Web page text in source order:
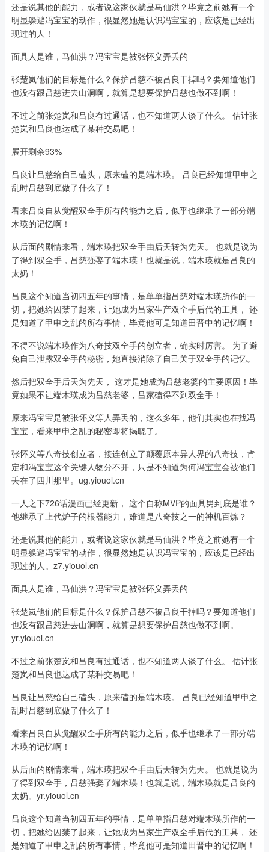
还是说其他的能力，或者说这家伙就是马仙洪？毕竟之前她有一个
明显躲避冯宝宝的动作，很显然她是认识冯宝宝的，应该是已经出
现过的人！
面具人是谁，马仙洪？冯宝宝是被张怀义弄丢的
张楚岚他们的目标是什么？保护吕慈不被吕良干掉吗？要知道他们
也没有跟吕慈进去山洞啊，就算是想要保护吕慈也做不到啊！
不过之前张楚岚和吕良有过通话，也不知道两人谈了什么。 估计张
楚岚和吕良也达成了某种交易吧！
展开剩余93%
吕良让吕慈给自己磕头，原来磕的是端木瑛。 吕良已经知道甲申之
乱时吕慈到底做了什么了！
看来吕良自从觉醒双全手所有的能力之后，似乎也继承了一部分端
木瑛的记忆啊！
从后面的剧情来看，端木瑛把双全手由后天转为先天。 也就是说为
了得到双全手，吕慈强娶了端木瑛！也就是说，端木瑛就是吕良的
太奶！
吕良这个知道当初四五年的事情，是单单指吕慈对端木瑛所作的一
切，把她给囚禁了起来，让她成为吕家生产双全手后代的工具， 还
是知道了甲申之乱的所有事情，毕竟他可是知道田晋中的记忆啊！
不得不说端木瑛作为八奇技双全手的创立者，确实时厉害。 为了避
免自己泄露双全手的秘密，她直接消除了自己关于双全手的记忆。
然后把双全手后天为先天， 这才是她成为吕慈老婆的主要原因！毕
竟如果不让端木瑛成为吕慈老婆，吕家磕得不到双全手！
原来冯宝宝是被张怀义等人弄丢的，这么多年，他们其实也在找冯
宝宝，看来甲申之乱的秘密即将揭晓了。
张怀义等八奇技创立者，接连创立了颠覆原本异人界的八奇技，肯
定和冯宝宝这个关键人物分不开，只是不知道为何冯宝宝会被他们
丢在了四川那里。ug.yiouol.cn
一人之下726话漫画已经更新， 这个自称MVP的面具男到底是谁？
他继承了上代炉子的根器能力，难道是八奇技之一的神机百炼？
还是说其他的能力，或者说这家伙就是马仙洪？毕竟之前她有一个
明显躲避冯宝宝的动作，很显然她是认识冯宝宝的，应该是已经出
现过的人。z7.yiouol.cn
面具人是谁，马仙洪？冯宝宝是被张怀义弄丢的
张楚岚他们的目标是什么？保护吕慈不被吕良干掉吗？要知道他们
也没有跟吕慈进去山洞啊，就算是想要保护吕慈也做不到啊。
yr.yiouol.cn
不过之前张楚岚和吕良有过通话，也不知道两人谈了什么。 估计张
楚岚和吕良也达成了某种交易吧！
吕良让吕慈给自己磕头，原来磕的是端木瑛。 吕良已经知道甲申之
乱时吕慈到底做了什么了！
看来吕良自从觉醒双全手所有的能力之后，似乎也继承了一部分端
木瑛的记忆啊！
从后面的剧情来看，端木瑛把双全手由后天转为先天。 也就是说为
了得到双全手，吕慈强娶了端木瑛！也就是说，端木瑛就是吕良的
太奶。yr.yiouol.cn
吕良这个知道当初四五年的事情，是单单指吕慈对端木瑛所作的一
切，把她给囚禁了起来，让她成为吕家生产双全手后代的工具， 还
是知道了甲申之乱的所有事情，毕竟他可是知道田晋中的记忆啊！